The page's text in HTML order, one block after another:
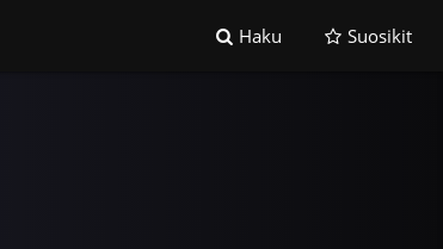
Haku Suosikit